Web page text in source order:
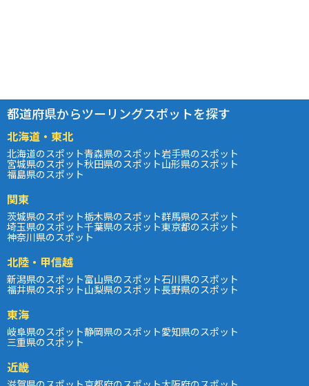
都道府県からツーリングスポットを探す
北海道・東北
北海道のスポット青森県のスポット岩手県のスポット
宮城県のスポット秋田県のスポット山形県のスポット
福島県のスポット
関東
茨城県のスポット栃木県のスポット群馬県のスポット
埼玉県のスポット千葉県のスポット東京都のスポット
神奈川県のスポット
北陸・甲信越
新潟県のスポット富山県のスポット石川県のスポット
福井県のスポット山梨県のスポット長野県のスポット
東海
岐阜県のスポット静岡県のスポット愛知県のスポット
三重県のスポット
近畿